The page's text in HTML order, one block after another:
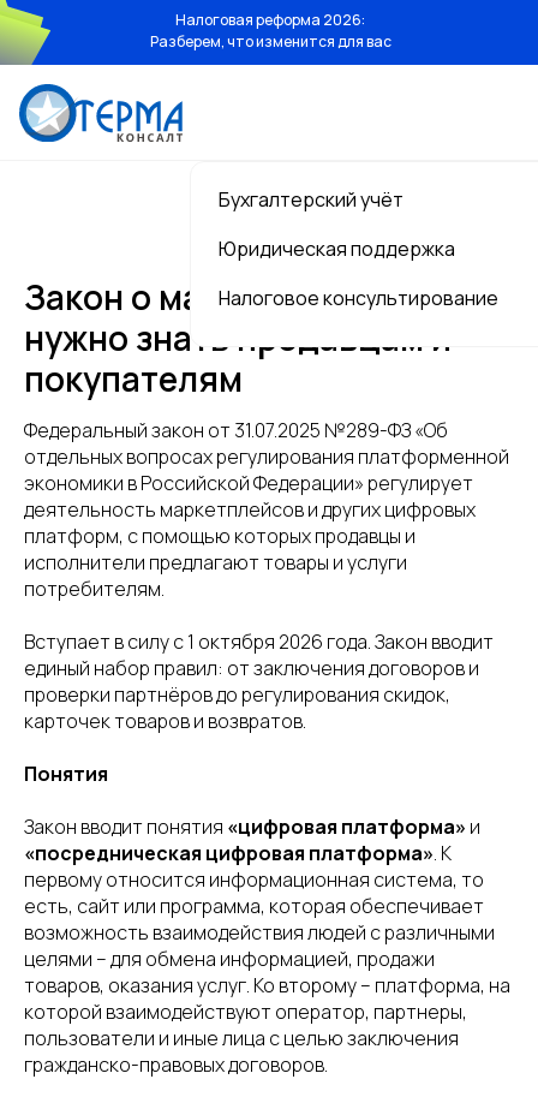
Налоговая реформа 2026:
Разберем, что изменится для вас
Бухгалтерский учёт
Юридическая поддержка
Налоговое консультирование
Услуги
Бухгалтерский учёт
Юридическая поддержка
Налоговое консультирование
Стоимость
О команде
+7 (495) 13-96-888
Контакты
Закон о маркетплейсах: что
нужно знать продавцам и
покупателям
Федеральный закон от 31.07.2025 №289-ФЗ «Об
отдельных вопросах регулирования платформенной
экономики в Российской Федерации» регулирует
деятельность маркетплейсов и других цифровых
платформ, с помощью которых продавцы и
исполнители предлагают товары и услуги
потребителям.
Вступает в силу с 1 октября 2026 года. Закон вводит
единый набор правил: от заключения договоров и
проверки партнёров до регулирования скидок,
карточек товаров и возвратов.
Понятия
Закон вводит понятия «цифровая платформа» и
«посредническая цифровая платформа». К
первому относится информационная система, то
есть, сайт или программа, которая обеспечивает
возможность взаимодействия людей с различными
целями – для обмена информацией, продажи
товаров, оказания услуг. Ко второму – платформа, на
которой взаимодействуют оператор, партнеры,
пользователи и иные лица с целью заключения
гражданско-правовых договоров.